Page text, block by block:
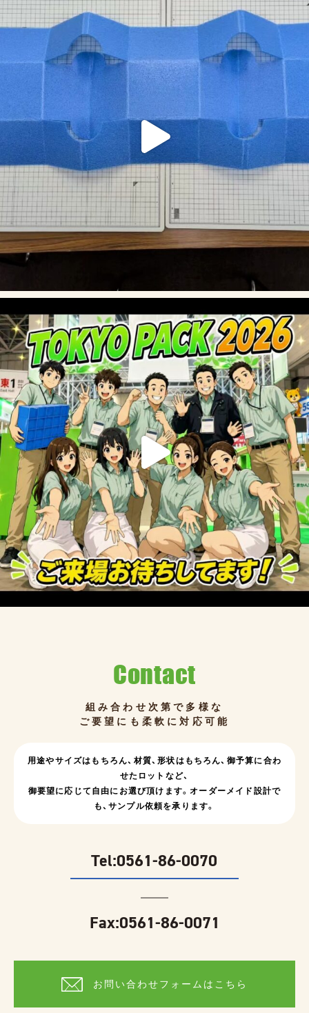
Contact
組み合わせ次第で多様な
ご要望にも柔軟に対応可能
用途やサイズはもちろん、 材質、形状はもちろん、 御予算に合わ
せたロットなど、
御要望に応じて自由にお選び頂けます。オーダーメイド設計で
も、サンプル依頼を承ります。
Tel:0561-86-0070
Fax:0561-86-0071
お問い合わせフォームはこちら